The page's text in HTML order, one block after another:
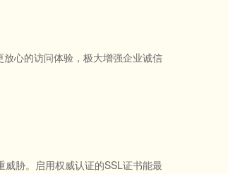
心的访问体验，极大增强企业诚信
胁。启用权威认证的SSL证书能最